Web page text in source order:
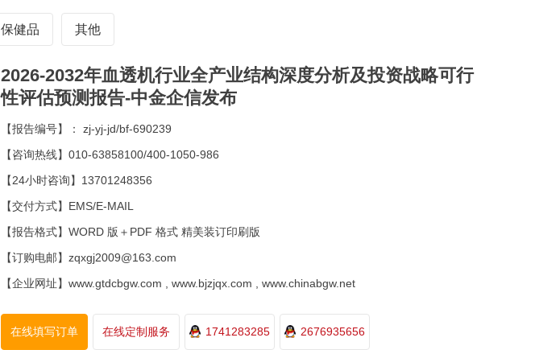
保健品 其他
2026-2032年血透机行业全产业结构深度分析及投资战略可行
性评估预测报告-中金企信发布
【报告编号】： zj-yj-jd/bf-690239
【咨询热线】010-63858100/400-1050-986
【24小时咨询】13701248356
【交付方式】EMS/E-MAIL
【报告格式】WORD 版＋PDF 格式 精美装订印刷版
【订购电邮】zqxgj2009@163.com
【企业网址】www.gtdcbgw.com , www.bjzjqx.com , www.chinabgw.net
在线填写订单 在线定制服务 1741283285 2676935656